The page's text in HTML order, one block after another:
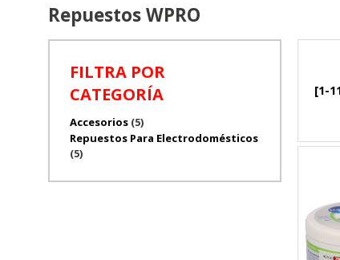
Repuestos WPRO
FILTRA POR
CATEGORÍA
Accesorios (5)
Repuestos Para Electrodomésticos
(5)
[1-